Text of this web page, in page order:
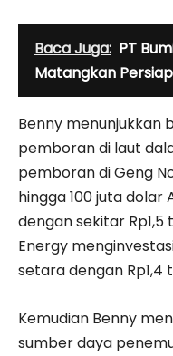
Baca Juga: PT
Matangkan
Benny menunjukkan
pemboran di laut
pemboran di Geng
hingga 100 juta dolar
dengan sekitar Rp1,5
Energy
setara dengan Rp1,4
Kemudian Benny
sumber daya